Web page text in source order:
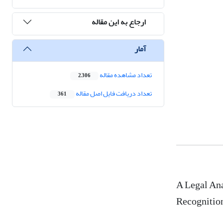
A Legal
ارجاع به این مقاله
آمار
تعداد مشاهده مقاله 2,306
تعداد دریافت فایل اصل مقاله 361